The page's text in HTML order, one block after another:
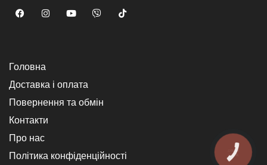
Головна
Доставка і оплата
Повернення та обмін
Контакти
Про нас
Політика конфіденційності
КНОПКА
ЗВ'ЯЗКУ